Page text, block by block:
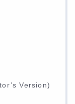
Version)